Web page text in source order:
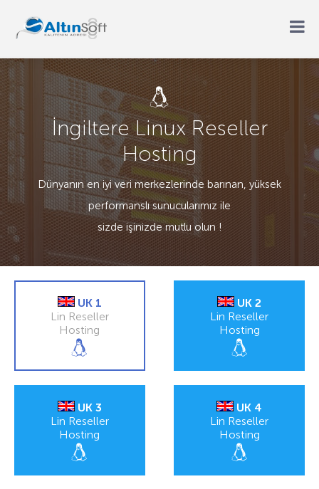
İngiltere Linux Reseller
Hosting
Dünyanın en iyi veri merkezlerinde barınan, yüksek
performanslı sunucularımız ile
sizde işinizde mutlu olun !
UK 1
Lin Reseller
Hosting
UK 2
Lin Reseller
Hosting
UK 3
Lin Reseller
Hosting
UK 4
Lin Reseller
Hosting